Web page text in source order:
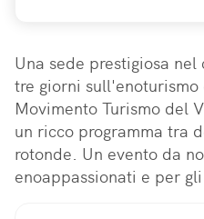
Una sede prestigiosa
tre giorni
Movimento Turismo del
un ricco programma tra
rotonde. Un evento da
enoappassionati e per